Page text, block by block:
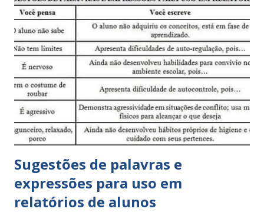
Sugestões de palavras e
expressões para uso em
relatórios de alunos